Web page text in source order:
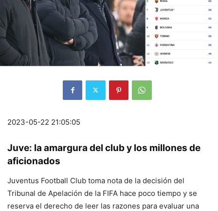
2023-05-22 21:05:05
Juve: la amargura del club y los millones de
aficionados
Juventus Football Club toma nota de la decisión del
Tribunal de Apelación de la FIFA hace poco tiempo y se
reserva el derecho de leer las razones para evaluar una